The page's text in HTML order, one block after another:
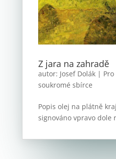
Z jara na zahradě
autor: Josef Dolák|
soukromé sbírce
Popis olej na plátně
signováno vpravo dole